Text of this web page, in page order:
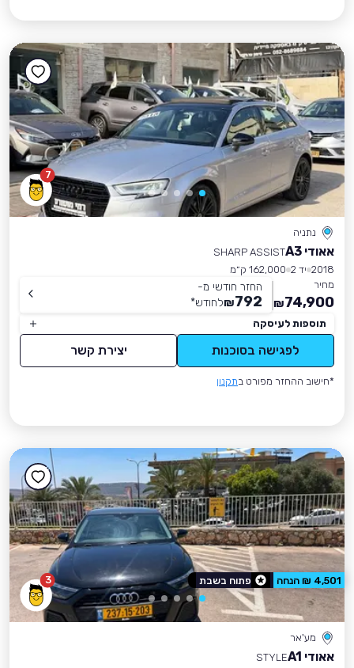
7
נתניה
אאודי A3
SHARP ASSIST
2018 יד 2
162,000 ק״מ
מחיר
74,900
₪
החזר חודשי מ-
792
₪לחודש*
תוספות לעיסקה
לפגישה בסוכנות יצירת קשר
*חישוב ההחזר מפורט בתקנון
3
מע'אר
אאודי A1
STYLE
4,501 ₪ הנחה פתוח בשבת